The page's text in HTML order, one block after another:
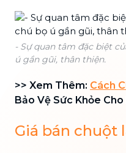
- Sự quan tâm đặc biệt
ú gần gũi, thân thiện.
>> Xem Thêm: Cách
Bảo Vệ Sức Khỏe Cho
Giá bán chuột